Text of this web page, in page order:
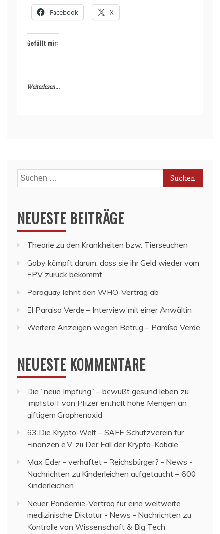
Facebook X
Gefällt mir:
Weiterlesen ...
Suchen
nach:
NEUESTE BEITRÄGE
Theorie zu den Krankheiten bzw. Tierseuchen
Gaby kämpft darum, dass sie ihr Geld wieder vom
EPV zurück bekommt
Paraguay lehnt den WHO-Vertrag ab
El Paraiso Verde – Interview mit einer Anwältin
Weitere Anzeigen wegen Betrug – Paraíso Verde
NEUESTE KOMMENTARE
Die “neue Impfung” – bewußt gesund leben zu
Impfstoff von Pfizer enthält hohe Mengen an
giftigem Graphenoxid
63 Die Krypto-Welt – SAFE Schutzverein für
Finanzen e.V. zu Der Fall der Krypto-Kabale
Max Eder - verhaftet - Reichsbürger? - News -
Nachrichten zu Kinderleichen aufgetaucht – 600
Kinderleichen
Neuer Pandemie-Vertrag für eine weltweite
medizinische Diktatur - News - Nachrichten zu
Kontrolle von Wissenschaft & Big Tech